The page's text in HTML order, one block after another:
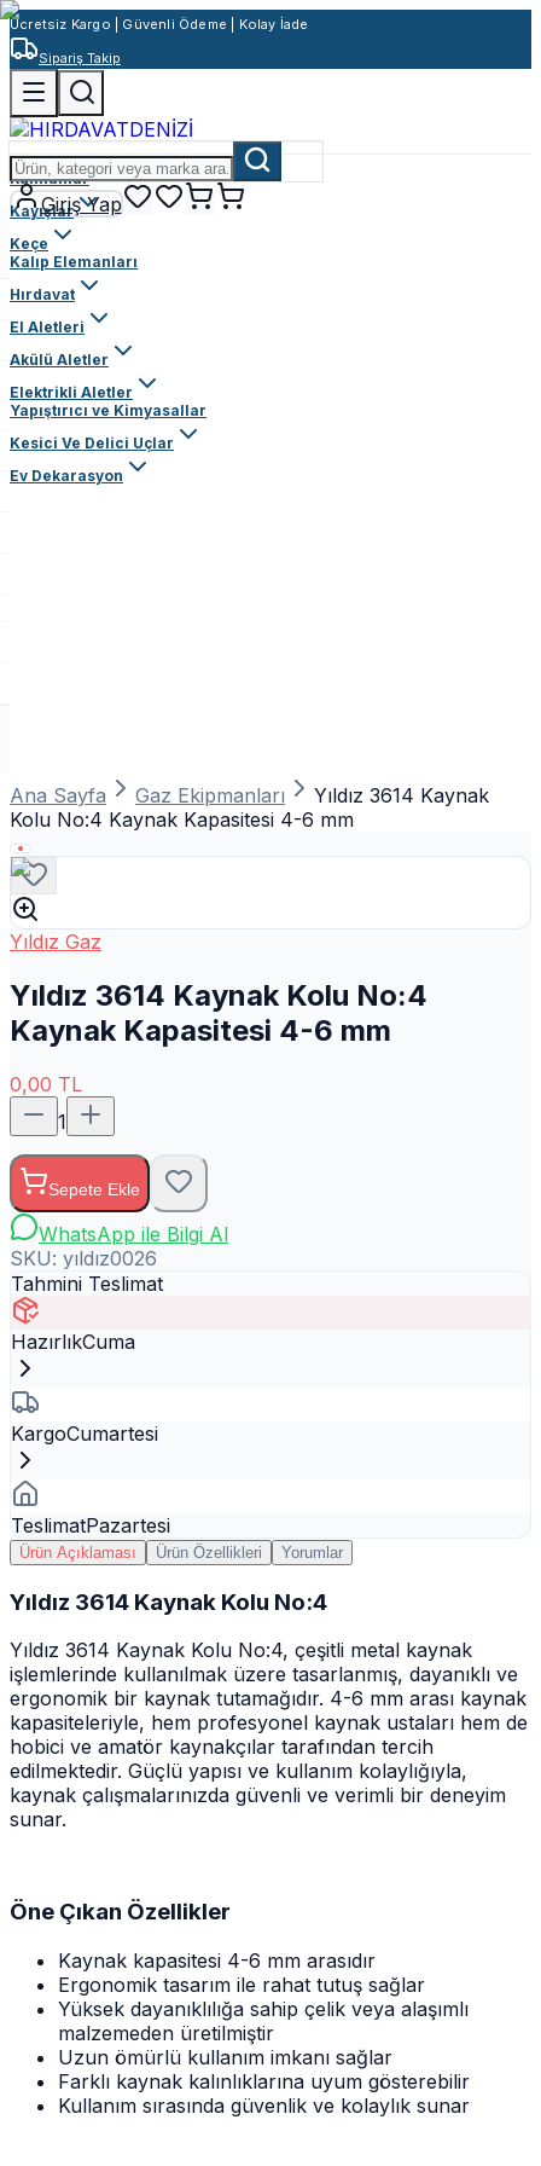
Ücretsiz Kargo | Güvenli Ödeme | Kolay İade
Sipariş Takip
Giriş Yap
Rulmanlar
Kayışlar
Keçe
Kalıp Elemanları
Hırdavat
El Aletleri
Akülü Aletler
Elektrikli Aletler
Yapıştırıcı ve Kimyasallar
Kesici Ve Delici Uçlar
Ev Dekarasyon
Ana Sayfa Gaz Ekipmanları
Yıldız 3614 Kaynak
Kolu No:4 Kaynak Kapasitesi 4-6 mm
Yıldız Gaz
Yıldız 3614 Kaynak Kolu No:4
Kaynak Kapasitesi 4-6 mm
0,00 TL
1
Sepete Ekle
WhatsApp ile Bilgi Al
SKU: yıldız0026
Tahmini Teslimat
HazırlıkCuma
KargoCumartesi
TeslimatPazartesi
Ürün Açıklaması Ürün Özellikleri Yorumlar
Yıldız 3614 Kaynak Kolu No:4
Yıldız 3614 Kaynak Kolu No:4, çeşitli metal kaynak
işlemlerinde kullanılmak üzere tasarlanmış, dayanıklı ve
ergonomik bir kaynak tutamağıdır. 4-6 mm arası kaynak
kapasiteleriyle, hem profesyonel kaynak ustaları hem de
hobici ve amatör kaynakçılar tarafından tercih
edilmektedir. Güçlü yapısı ve kullanım kolaylığıyla,
kaynak çalışmalarınızda güvenli ve verimli bir deneyim
sunar.
Öne Çıkan Özellikler
Kaynak kapasitesi 4-6 mm arasıdır
Ergonomik tasarım ile rahat tutuş sağlar
Yüksek dayanıklılığa sahip çelik veya alaşımlı
malzemeden üretilmiştir
Uzun ömürlü kullanım imkanı sağlar
Farklı kaynak kalınlıklarına uyum gösterebilir
Kullanım sırasında güvenlik ve kolaylık sunar